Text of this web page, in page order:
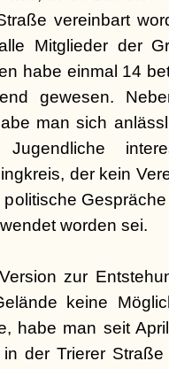
vereinbart
Mitglieder der
habe einmal 14
gewesen.
man sich
der kein
worden sei.
zur
keine
habe man seit
der Trierer